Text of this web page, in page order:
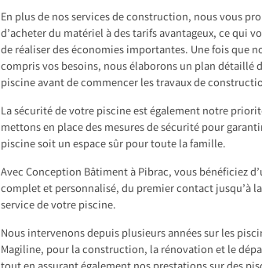
En plus de nos services de construction, nous vous
d’acheter du matériel à des tarifs avantageux, ce qui
de réaliser des économies importantes. Une fois que
compris vos besoins, nous élaborons un plan détaillé
piscine avant de commencer les travaux de
La sécurité de votre piscine est également notre
mettons en place des mesures de sécurité pour
piscine soit un espace sûr pour toute la famille.
Avec Conception Bâtiment à Pibrac, vous bénéficiez
complet et personnalisé, du premier contact jusqu’à
service de votre piscine.
Nous intervenons depuis plusieurs années sur les
Magiline, pour la construction, la rénovation et le